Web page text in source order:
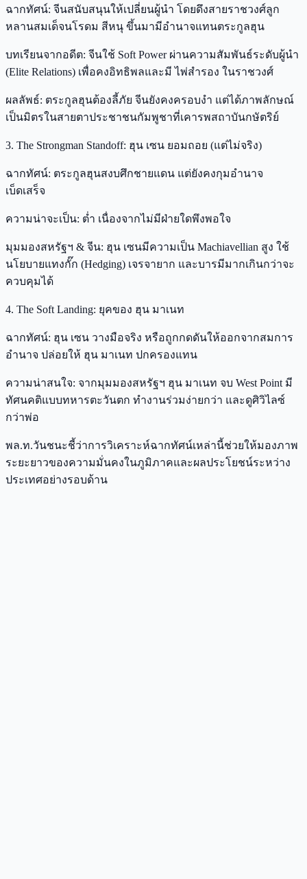
ฉากทัศน์: จีนสนับสนุนให้เปลี่ยนผู้นำ โดยดึงสายราชวงศ์ลูก
หลานสมเด็จนโรดม สีหนุ ขึ้นมามีอำนาจแทนตระกูลฮุน
บทเรียนจากอดีต: จีนใช้ Soft Power ผ่านความสัมพันธ์ระดับผู้นำ
(Elite Relations) เพื่อคงอิทธิพลและมี ไพ่สำรอง ในราชวงศ์
ผลลัพธ์: ตระกูลฮุนต้องลี้ภัย จีนยังคงครอบงำ แต่ได้ภาพลักษณ์
เป็นมิตรในสายตาประชาชนกัมพูชาที่เคารพสถาบันกษัตริย์
3. The Strongman Standoff: ฮุน เซน ยอมถอย (แต่ไม่จริง)
ฉากทัศน์: ตระกูลฮุนสงบศึกชายแดน แต่ยังคงกุมอำนาจ
เบ็ดเสร็จ
ความน่าจะเป็น: ต่ำ เนื่องจากไม่มีฝ่ายใดพึงพอใจ
มุมมองสหรัฐฯ & จีน: ฮุน เซนมีความเป็น Machiavellian สูง ใช้
นโยบายแทงกั๊ก (Hedging) เจรจายาก และบารมีมากเกินกว่าจะ
ควบคุมได้
4. The Soft Landing: ยุคของ ฮุน มาเนท
ฉากทัศน์: ฮุน เซน วางมือจริง หรือถูกกดดันให้ออกจากสมการ
อำนาจ ปล่อยให้ ฮุน มาเนท ปกครองแทน
ความน่าสนใจ: จากมุมมองสหรัฐฯ ฮุน มาเนท จบ West Point มี
ทัศนคติแบบทหารตะวันตก ทำงานร่วมง่ายกว่า และดูศิวิไลซ์
กว่าพ่อ
พล.ท.วันชนะชี้ว่าการวิเคราะห์ฉากทัศน์เหล่านี้ช่วยให้มองภาพ
ระยะยาวของความมั่นคงในภูมิภาคและผลประโยชน์ระหว่าง
ประเทศอย่างรอบด้าน